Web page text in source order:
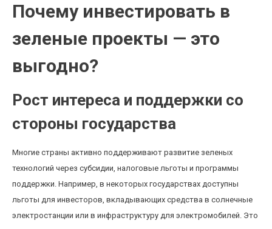
Почему инвестировать в
зеленые проекты — это
выгодно?
Рост интереса и поддержки со
стороны государства
Многие страны активно поддерживают развитие зеленых
технологий через субсидии, налоговые льготы и программы
поддержки. Например, в некоторых государствах доступны
льготы для инвесторов, вкладывающих средства в солнечные
электростанции или в инфраструктуру для электромобилей. Это